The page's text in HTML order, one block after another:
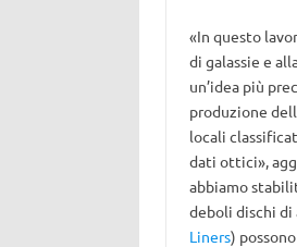
«In questo
di galassie e
un’idea più
produzione
locali
dati ottici»,
abbiamo
deboli dischi di
Liners)